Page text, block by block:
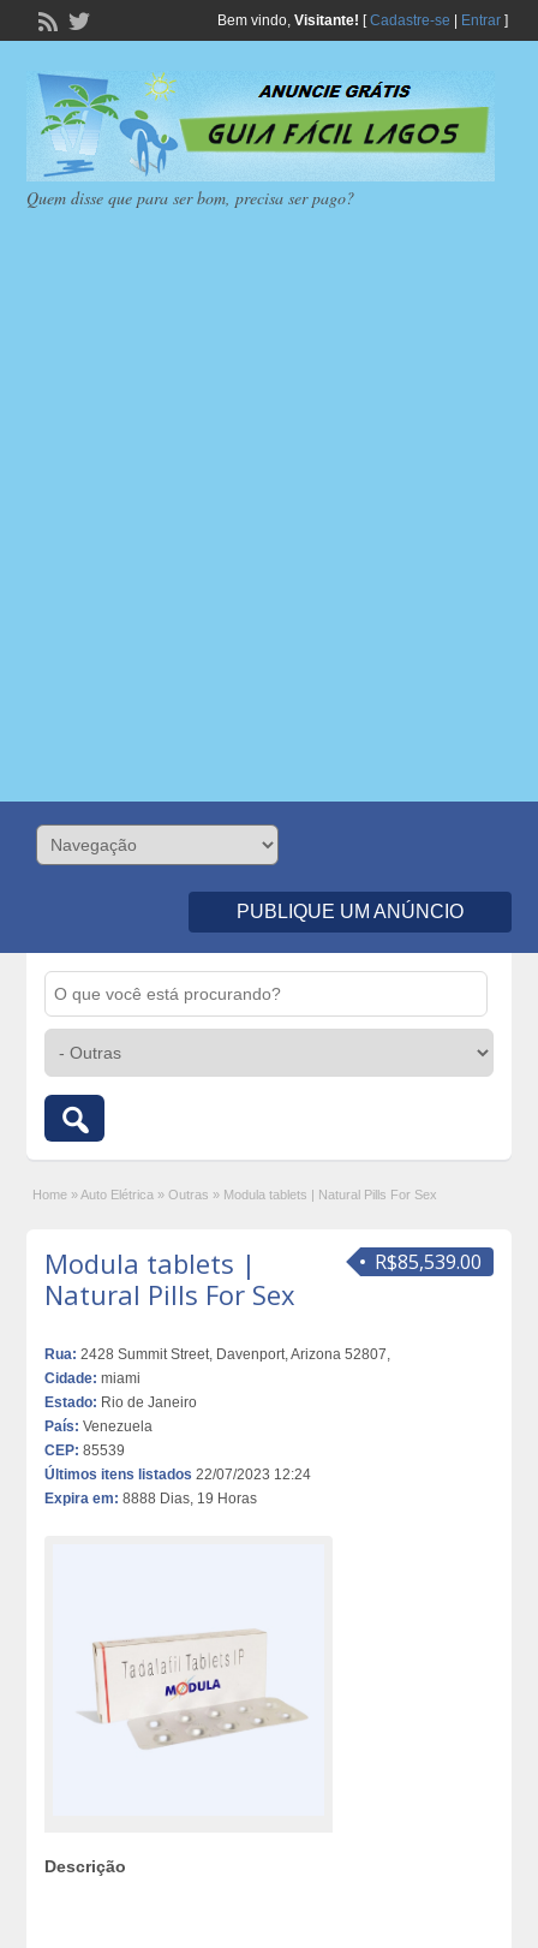
Bem vindo, Visitante! [Cadastre-se Entrar]
Quem disse que para ser bom, precisa ser pago?
PUBLIQUE UM ANÚNCIO
Home » Auto Elétrica » Outras » Modula tablets | Natural Pills For Sex
R$85,539.00
Modula tablets |
Natural Pills For Sex
Rua: 2428 Summit Street, Davenport, Arizona 52807,
Cidade: miami
Estado: Rio de Janeiro
País: Venezuela
CEP: 85539
Últimos itens listados 22/07/2023 12:24
Expira em: 8888 Dias, 19 Horas
Descrição